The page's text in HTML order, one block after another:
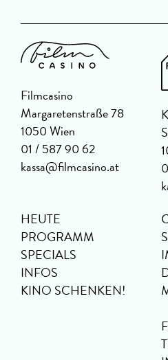
Filmcasino
Margaretenstraße 78
1050 Wien
01 / 587 90 62
kassa@filmcasino.at
HEUTE
PROGRAMM
SPECIALS
INFOS
KINO SCHENKEN!